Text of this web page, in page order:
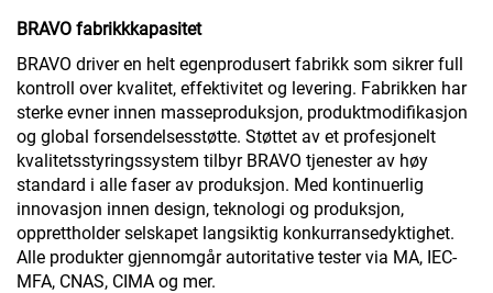
BRAVO fabrikkkapasitet
BRAVO driver en helt egenprodusert fabrikk som sikrer full
kontroll over kvalitet, effektivitet og levering. Fabrikken har
sterke evner innen masseproduksjon, produktmodifikasjon
og global forsendelsesstøtte. Støttet av et profesjonelt
kvalitetsstyringssystem tilbyr BRAVO tjenester av høy
standard i alle faser av produksjon. Med kontinuerlig
innovasjon innen design, teknologi og produksjon,
opprettholder selskapet langsiktig konkurransedyktighet.
Alle produkter gjennomgår autoritative tester via MA, IEC-
MFA, CNAS, CIMA og mer.